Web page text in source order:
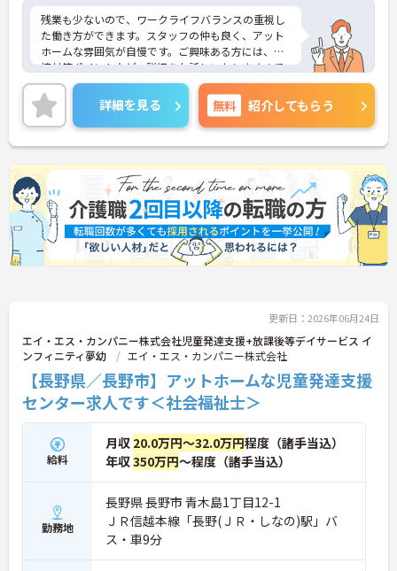
残業も少ないので、ワークライフバランスの重視し
た働き方ができます。スタッフの仲も良く、アット
ホームな雰囲気が自慢です。ご興味ある方には、面
接対策ポイントなど、詳細をお話しいたしますので
お気軽にご相談ください。
詳細を見る 無料 紹介してもらう
更新日：2026年06月24日
エイ・エス・カンパニー株式会社児童発達支援+放課後等デイサービス イ
ンフィニティ夢幼
エイ・エス・カンパニー株式会社
【長野県／長野市】アットホームな児童発達支援
センター求人です＜社会福祉士＞
給料
月収 20.0万円～32.0万円程度（諸手当込）
年収350万円～程度（諸手当込）
勤務地
長野県 長野市 青木島1丁目12-1
ＪＲ信越本線「長野(ＪＲ・しなの)駅」バ
ス・車9分